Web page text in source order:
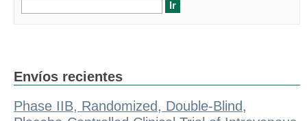
Envíos recientes
Phase IIB, Randomized, Double-Blind,